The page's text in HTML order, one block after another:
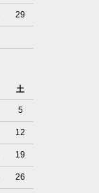
29
土
5
12
19
26